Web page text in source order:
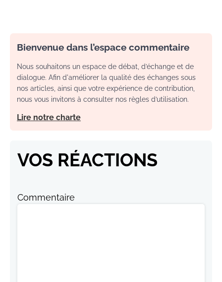
Bienvenue dans l’espace commentaire
Nous souhaitons un espace de débat, d’échange et de
dialogue. Afin d'améliorer la qualité des échanges sous
nos articles, ainsi que votre expérience de contribution,
nous vous invitons à consulter nos règles d’utilisation.
Lire notre charte
VOS RÉACTIONS
Commentaire